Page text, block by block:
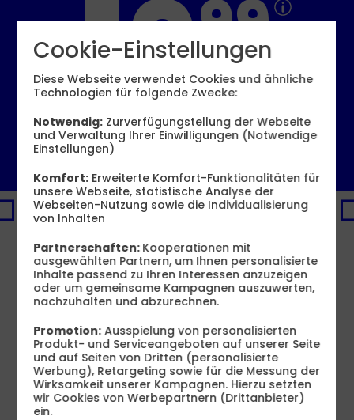
1099
€ mtl.
Bereitstellungspreis 0,– €
statt19,99 €
Jetzt bestellen
6 GB
6,99 €
12 GB 16 GB 60 GB
72
€
100
statt50MBit/s
3
X
10
GRATIS
PREMIUM-DEAL
16 GB
13,99€
1099
€ mtl.
Bereitstellungspreis 0,– €
€
Cookie-Einstellungen
Diese Webseite verwendet Cookies und ähnliche
Technologien für folgende Zwecke:
Notwendig: Zurverfügungstellung der Webseite
und Verwaltung Ihrer Einwilligungen (Notwendige
Einstellungen)
Komfort: Erweiterte Komfort-Funktionalitäten für
unsere Webseite, statistische Analyse der
Webseiten-Nutzung sowie die Individualisierung
von Inhalten
Partnerschaften: Kooperationen mit
ausgewählten Partnern, um Ihnen personalisierte
Inhalte passend zu Ihren Interessen anzuzeigen
oder um gemeinsame Kampagnen auszuwerten,
nachzuhalten und abzurechnen.
Promotion: Ausspielung von personalisierten
Produkt- und Serviceangeboten auf unserer Seite
und auf Seiten von Dritten (personalisierte
Werbung), Retargeting sowie für die Messung der
Wirksamkeit unserer Kampagnen. Hierzu setzten
wir Cookies von Werbepartnern (Drittanbieter)
ein.